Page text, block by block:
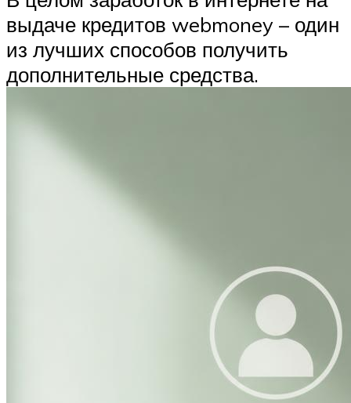
выдаче кредитов webmoney – один
из лучших способов получить
дополнительные средства.